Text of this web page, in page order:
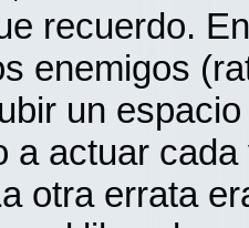
recuerdo.
enemigos
un
a actuar
otra errata